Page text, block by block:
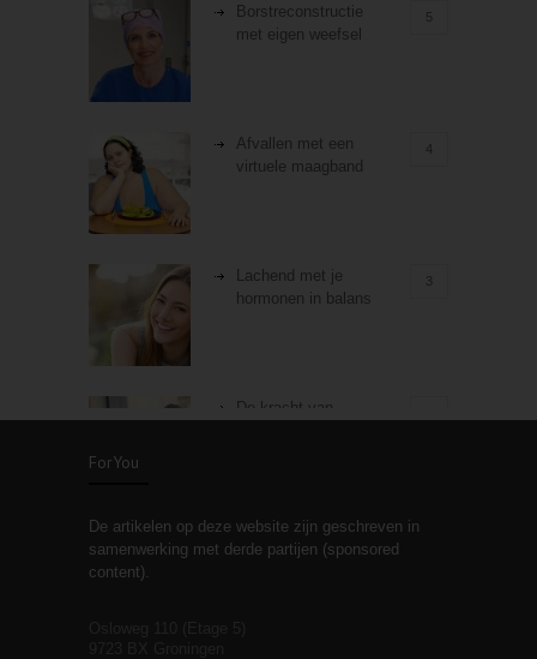
Borstreconstructie
met eigen weefsel
5
Afvallen met een
virtuele maagband
4
Lachend met je
hormonen in balans
3
De kracht van
Stiefouderschap en
relaties
ForYou
De artikelen op deze website zijn geschreven in
samenwerking met derde partijen (sponsored
content).